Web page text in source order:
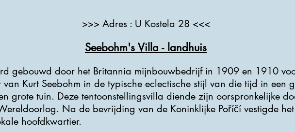
>>> Adres : U Kostela 28 <<<
Seebohm's Villa - landhuis
gebouwd door het Britannia mijnbouwbedrijf in 1909 en 1910
Kurt Seebohm in de typische eclectische stijl van die tijd in een
grote tuin. Deze tentoonstellingsvilla diende zijn oorspronkelijke
Na de bevrijding van de Koninklijke Poříčí vestigde
hoofdkwartier.